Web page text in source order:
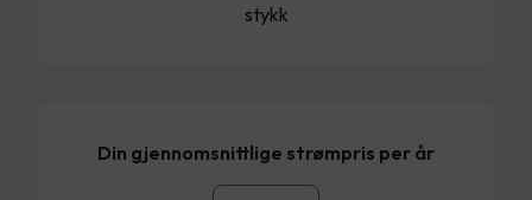
stykk
Din gjennomsnittlige strømpris per år